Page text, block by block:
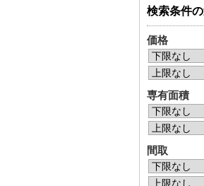
検索条件
価格
専有面積
間取